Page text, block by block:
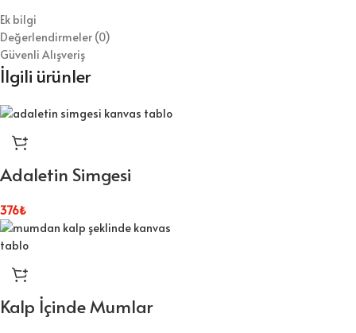
Ek bilgi
Değerlendirmeler (0)
Güvenli Alışveriş
İlgili ürünler
Adaletin Simgesi
376₺
Kalp İçinde Mumlar